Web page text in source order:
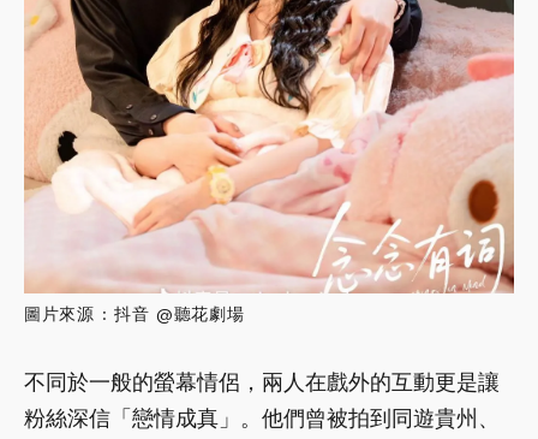
圖片來源 : 抖音 @聽花劇場
不同於一般的螢幕情侶，兩人在戲外的互動更是讓
粉絲深信「戀情成真」。他們曾被拍到同遊貴州、